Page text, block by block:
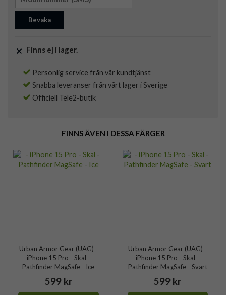
Bevaka
Finns ej i lager.
Personlig service från vår kundtjänst
Snabba leveranser från vårt lager i Sverige
Officiell Tele2-butik
FINNS ÄVEN I DESSA FÄRGER
Urban Armor Gear (UAG) -
iPhone 15 Pro - Skal -
Pathfinder MagSafe - Ice
599 kr
Urban Armor Gear (UAG) -
iPhone 15 Pro - Skal -
Pathfinder MagSafe - Svart
599 kr